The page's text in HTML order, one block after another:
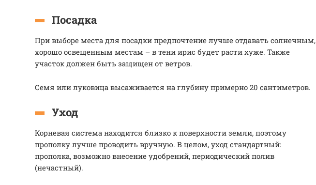
Посадка
При выборе места для посадки предпочтение лучше отдавать солнечным,
хорошо освещенным местам – в тени ирис будет расти хуже. Также
участок должен быть защищен от ветров.
Семя или луковица высаживается на глубину примерно 20 сантиметров.
Уход
Корневая система находится близко к поверхности земли, поэтому
прополку лучше проводить вручную. В целом, уход стандартный:
прополка, возможно внесение удобрений, периодический полив
(нечастный).